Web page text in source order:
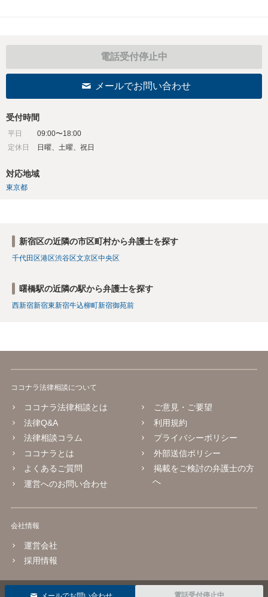
電話受付停止中
メールでお問い合わせ
受付時間
平日
09:00〜18:00
定休日
日曜、土曜、祝日
対応地域
東京都
新宿区の近隣の市区町村から弁護士を探す
千代田区港区渋谷区文京区中央区
曙橋駅の近隣の駅から弁護士を探す
西新宿新宿東新宿牛込柳町新宿御苑前
電話受付停止中
ココナラ法律相談について
ココナラ法律相談とは
法律Q&A
法律相談コラム
ココナラとは
よくあるご質問
運営へのお問い合わせ
ご意見・ご要望
利用規約
プライバシーポリシー
外部送信ポリシー
掲載をご検討の弁護士の方
へ
会社情報
運営会社
採用情報